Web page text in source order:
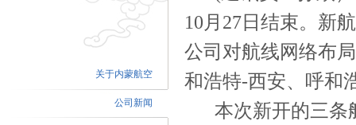
关于内蒙航空
公司新闻
10月27日结束。新
公司对航线网络布
和浩特-西安、呼和
本次新开的三条